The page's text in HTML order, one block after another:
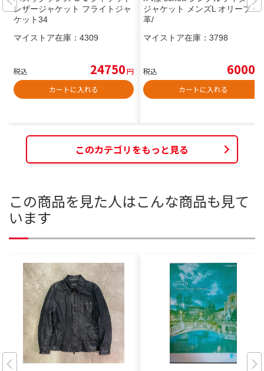
レザージャケット フライトジャ
ケット34
マイストア在庫： 4309
税込 24750円
カートに入れる
ジャケット メンズL オリーブ 牛
革/
マイストア在庫： 3798
税込 6000
カートに入れる
このカテゴリをもっと見る
この商品を見た人はこんな商品も見て
います